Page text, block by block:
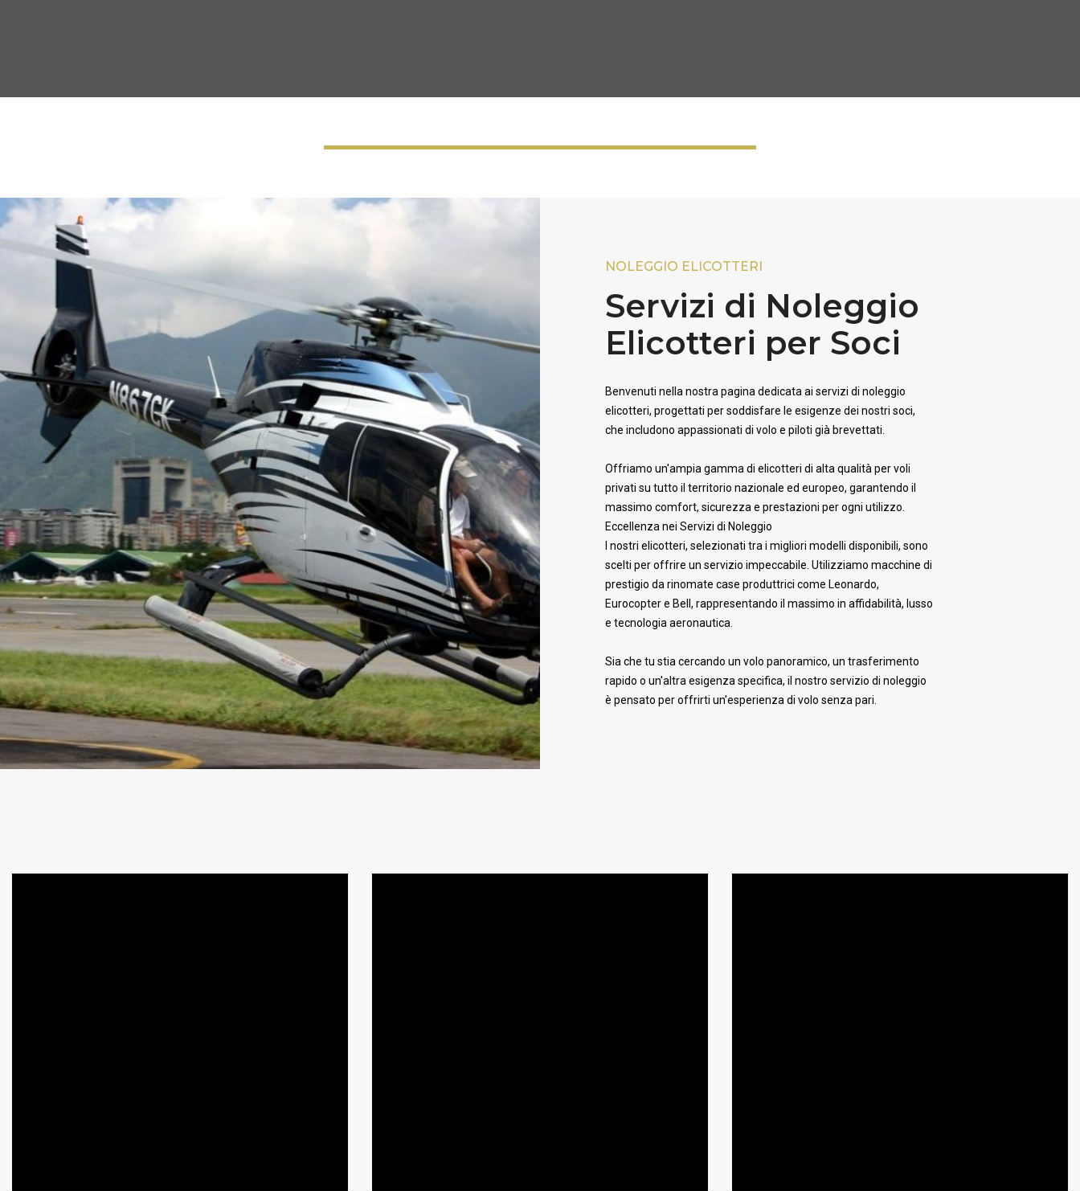
NOLEGGIO ELICOTTERI
Servizi di Noleggio
Elicotteri per Soci
Benvenuti nella nostra pagina dedicata ai servizi di noleggio
elicotteri, progettati per soddisfare le esigenze dei nostri soci,
che includono appassionati di volo e piloti già brevettati.
Offriamo un'ampia gamma di elicotteri di alta qualità per voli
privati su tutto il territorio nazionale ed europeo, garantendo il
massimo comfort, sicurezza e prestazioni per ogni utilizzo.
Eccellenza nei Servizi di Noleggio
I nostri elicotteri, selezionati tra i migliori modelli disponibili, sono
scelti per offrire un servizio impeccabile. Utilizziamo macchine di
prestigio da rinomate case produttrici come Leonardo,
Eurocopter e Bell, rappresentando il massimo in affidabilità, lusso
e tecnologia aeronautica.
Sia che tu stia cercando un volo panoramico, un trasferimento
rapido o un'altra esigenza specifica, il nostro servizio di noleggio
è pensato per offrirti un'esperienza di volo senza pari.